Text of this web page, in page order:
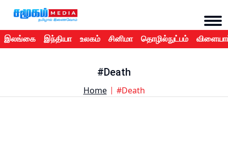
இலங்கை இந்தியா உலகம் சினிமா தொழில்நுட்பம்
#Death
Home #Death